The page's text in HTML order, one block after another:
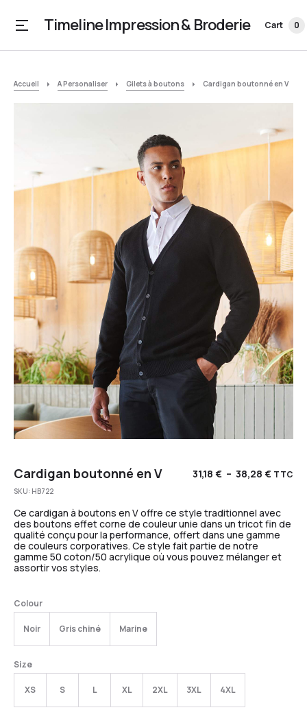
Timeline Impression & Broderie Cart 0
Accueil A Personaliser Gilets à boutons Cardigan boutonné en V
Cardigan boutonné en V 31,18 € – 38,28 € TTC
SKU: HB722
Ce cardigan à boutons en V offre ce style traditionnel avec
des boutons effet corne de couleur unie dans un tricot fin de
qualité conçu pour la performance, offert dans une gamme
de couleurs corporatives. Ce style fait partie de notre
gamme 50 coton/50 acrylique où vous pouvez mélanger et
assortir vos styles.
Colour
Noir Gris chiné Marine
Size
XS S L XL 2XL 3XL 4XL